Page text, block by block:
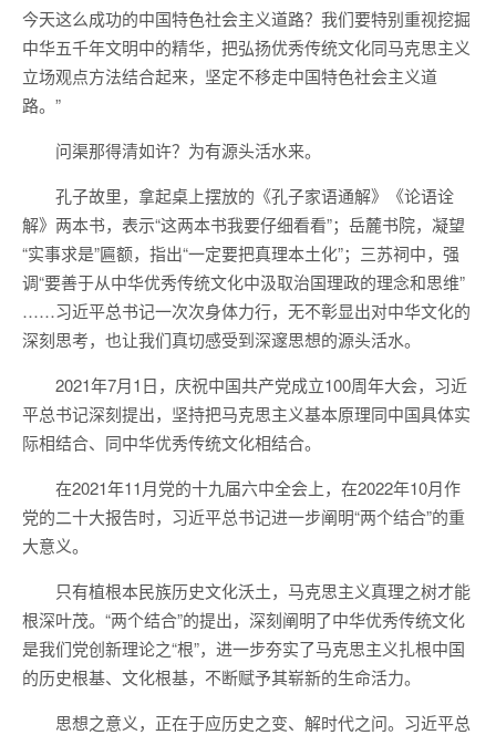
今天这么成功的中国特色社会主义道路？我们要特别重视挖掘
中华五千年文明中的精华，把弘扬优秀传统文化同马克思主义
立场观点方法结合起来，坚定不移走中国特色社会主义道
路。”
问渠那得清如许？为有源头活水来。
孔子故里，拿起桌上摆放的《孔子家语通解》《论语诠
解》两本书，表示“这两本书我要仔细看看”；岳麓书院，凝望
“实事求是”匾额，指出“一定要把真理本土化”；三苏祠中，强
调“要善于从中华优秀传统文化中汲取治国理政的理念和思维”
……习近平总书记一次次身体力行，无不彰显出对中华文化的
深刻思考，也让我们真切感受到深邃思想的源头活水。
2021年7月1日，庆祝中国共产党成立100周年大会，习近
平总书记深刻提出，坚持把马克思主义基本原理同中国具体实
际相结合、同中华优秀传统文化相结合。
在2021年11月党的十九届六中全会上，在2022年10月作
党的二十大报告时，习近平总书记进一步阐明“两个结合”的重
大意义。
只有植根本民族历史文化沃土，马克思主义真理之树才能
根深叶茂。“两个结合”的提出，深刻阐明了中华优秀传统文化
是我们党创新理论之“根”，进一步夯实了马克思主义扎根中国
的历史根基、文化根基，不断赋予其崭新的生命活力。
思想之意义，正在于应历史之变、解时代之问。习近平总